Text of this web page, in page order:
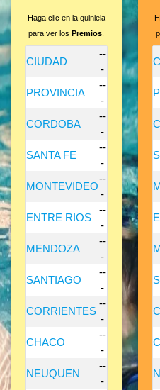
Haga clic en la quiniela
para ver losPremios
CIUDAD
--
-
PROVINCIA
--
-
CORDOBA
--
-
SANTA FE
--
-
MONTEVIDEO
--
-
ENTRE RIOS
--
-
MENDOZA
--
-
SANTIAGO
--
-
CORRIENTES
--
-
CHACO
--
-
NEUQUEN
--
-